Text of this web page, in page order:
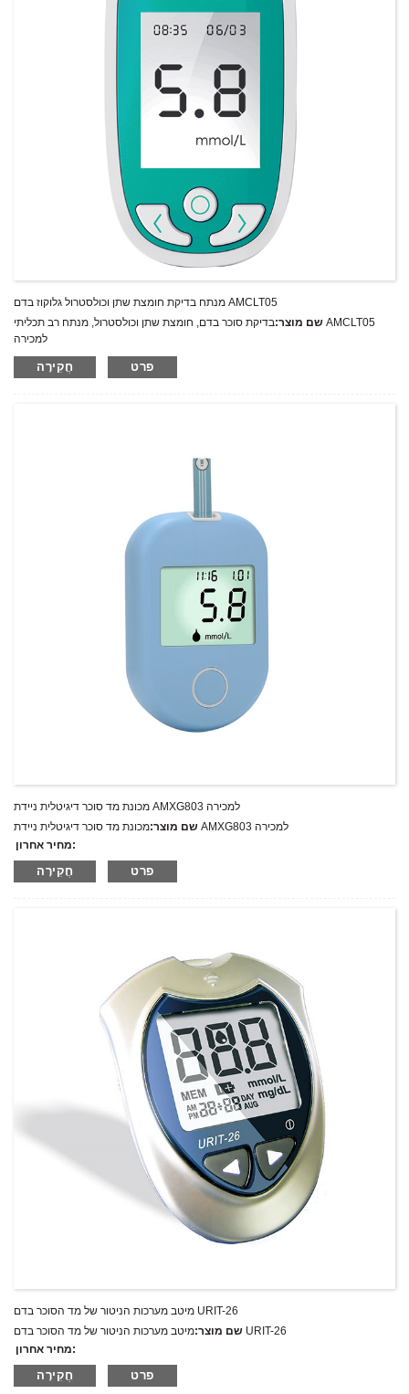
מנתח בדיקת חומצת שתן וכולסטרול גלוקוז בדם AMCLT05
שם מוצר:בדיקת סוכר בדם, חומצת שתן וכולסטרול, מנתח רב תכליתי AMCLT05
למכירה
מחיר אחרון:
מספר דגם.:AMCLT05
חֲקִירָה פרט
מכונת מד סוכר דיגיטלית ניידת AMXG803 למכירה
שם מוצר:
מכונת מד סוכר דיגיטלית ניידת AMXG803 למכירה
מחיר אחרון:
מספר דגם.:AMXG803
מִשׁקָל:משקל נטו: ק"ג
חֲקִירָה פרט
מיטב מערכות הניטור של מד הסוכר בדם URIT-26
שם מוצר: מיטב מערכות הניטור של מד הסוכר בדם URIT-26
מחיר אחרון:
מספר דגם.:URIT-26
מִשׁקָל:משקל נטו: ק"ג
חֲקִירָה פרט